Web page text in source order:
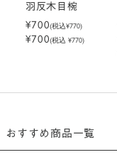
羽反木目椀
¥700(税込¥770)
¥700(税込 ¥770)
おすすめ商品一覧